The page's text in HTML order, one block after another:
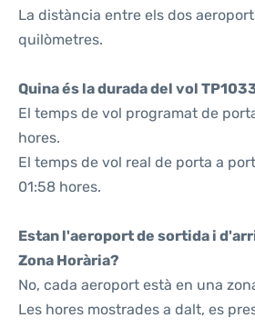
La distància entre els dos
quilòmetres.
Quina és la durada del vol
El temps de vol programat de
hores.
El temps de vol real de porta a
01:58 hores.
Estan l'aeroport de sortida i
Zona Horària?
No, cada aeroport està en una
Les hores mostrades a dalt, es